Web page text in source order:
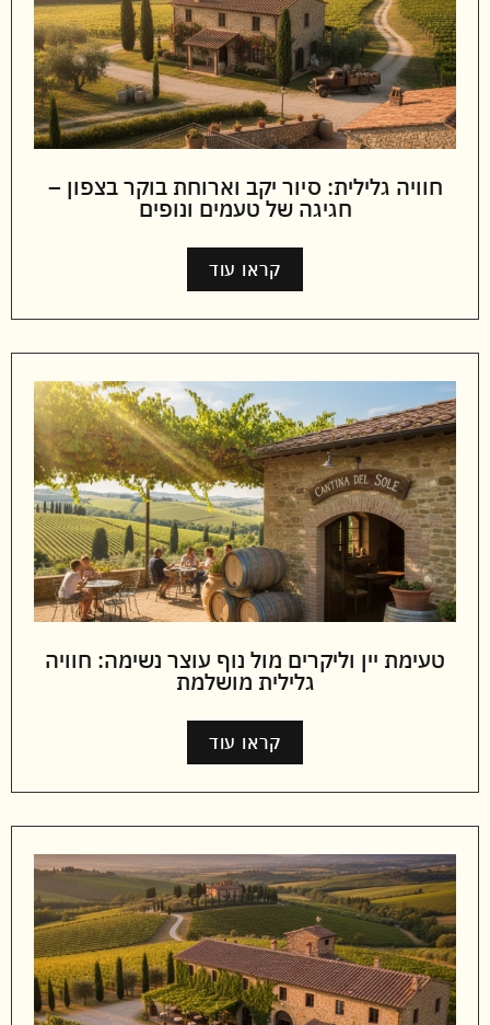
חוויה גלילית: סיור יקב וארוחת בוקר בצפון –
חגיגה של טעמים ונופים
קראו עוד
טעימת יין וליקרים מול נוף עוצר נשימה: חוויה
גלילית מושלמת
קראו עוד